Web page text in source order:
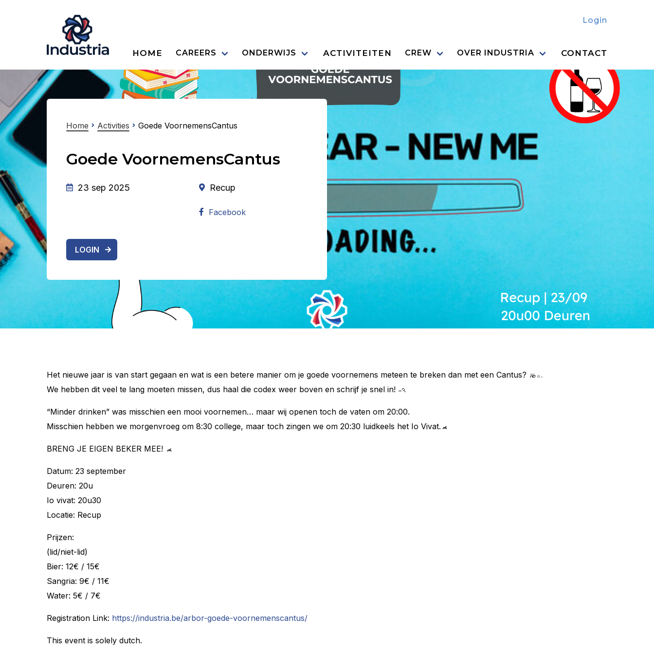
Login
HOME CAREERS ONDERWIJS ACTIVITEITEN CREW OVER INDUSTRIA CONTACT
Home Activities Goede VoornemensCantus
Goede VoornemensCantus
23 sep 2025 Recup
Facebook
LOGIN
Het nieuwe jaar is van start gegaan en wat is een betere manier om je goede voornemens meteen te breken dan met een Cantus?
We hebben dit veel te lang moeten missen, dus haal die codex weer boven en schrijf je snel in!
“Minder drinken” was misschien een mooi voornemen… maar wij openen toch de vaten om 20:00.
Misschien hebben we morgenvroeg om 8:30 college, maar toch zingen we om 20:30 luidkeels het Io Vivat.
BRENG JE EIGEN BEKER MEE!
Datum: 23 september
Deuren: 20u
Io vivat: 20u30
Locatie: Recup
Prijzen:
(lid/niet-lid)
Bier: 12€ / 15€
Sangria: 9€ / 11€
Water: 5€ / 7€
Registration Link: https://industria.be/arbor-goede-voornemenscantus/
This event is solely dutch.